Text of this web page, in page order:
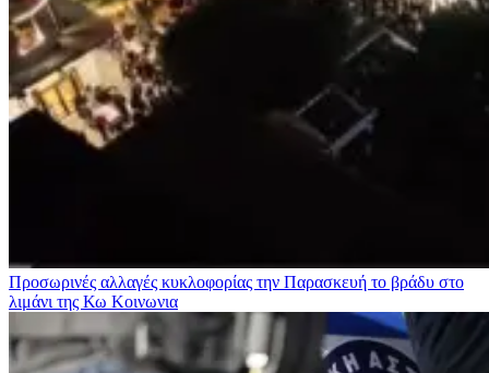
Προσωρινές αλλαγές κυκλοφορίας την Παρασκευή το βράδυ στο
λιμάνι της Κω Κοινωνια